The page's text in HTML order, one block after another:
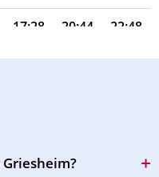
17:28 20:44 22:48
17:27 20:42 22:45
17:24 20:36